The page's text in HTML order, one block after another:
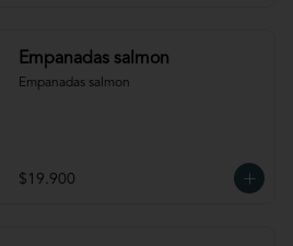
Empanadas salmon
Empanadas salmon
$19.900